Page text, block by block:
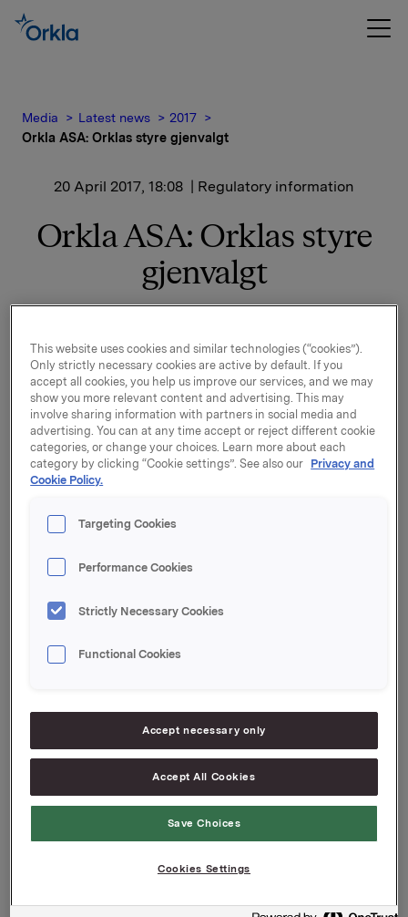
Media Latest news
2017
Orkla ASA: Orklas styre gjenvalgt
20 April 2017, 18:08 | Regulatory information
Orkla ASA: Orklas styre
gjenvalgt
Orkla ASA. Alle de aksjonærvalgte styremedlemmene
var på valg.
Følgende styremedlemmer ble gjenvalgt for ett år:
Stein Erik Hagen, Grace Reksten Skaugen, Ingrid
Jonasson Blank, Lisbeth Valther, Nils Selte og Lars
Dahlgren.
I tillegg ble Liselott Kilaas valgt som nytt
varamedlem for de to styremedlemmene nominert av
Canica: Stein Erik Hagen og Nils Selte.
Stein Erik Hagen ble valgt som styreleder for ett år, og
Orkla ASA
Ref.:
Konserndirektør Kommunikasjon og Corporate Affairs
E-post:[email protected]
This website uses cookies and similar technologies (“cookies”).
Only strictly necessary cookies are active by default. If you
accept all cookies, you help us improve our services, and we may
show you more relevant content and advertising. This may
involve sharing information with partners in social media and
advertising. You can at any time accept or reject different cookie
categories, or change your choices. Learn more about each
category by clicking “Cookie settings”. See also our Privacy and
Cookie Policy.
Targeting Cookies
Performance Cookies
Strictly Necessary Cookies
Functional Cookies
Accept necessary only
Accept All Cookies
Save Choices
Cookies Settings